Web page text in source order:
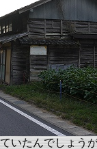
いたんでしょう